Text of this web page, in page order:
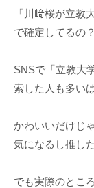
「川﨑桜が立教
で確定してるの
SNSで「立教大
索した人も多い
かわいいだけじ
気になるし推し
でも実際のとこ